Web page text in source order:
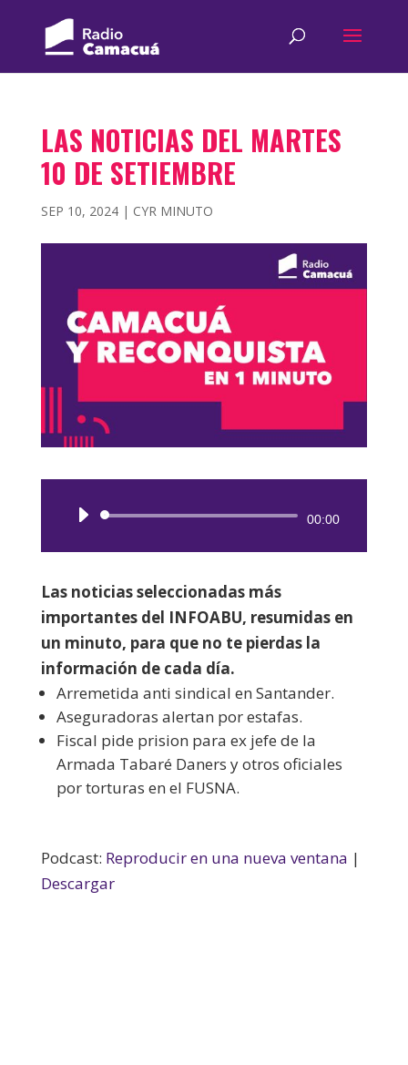
LAS NOTICIAS DEL MARTES
10 DE SETIEMBRE
SEP 10, 2024| CYR MINUTO
Reproductor
00:00
Las noticias seleccionadas más
importantes del INFOABU, resumidas en
un minuto, para que no te pierdas la
información de cada día.
Arremetida anti sindical en Santander.
Aseguradoras alertan por estafas.
Fiscal pide prision para ex jefe de la
Armada Tabaré Daners y otros oficiales
por torturas en el FUSNA.
Podcast: Reproducir en una nueva ventana |
Descargar